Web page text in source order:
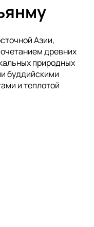
Азии,
древних
природных
буддийскими
и теплотой